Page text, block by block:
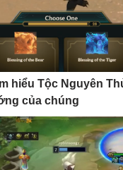
hiểu Tộc Nguyên
của chúng